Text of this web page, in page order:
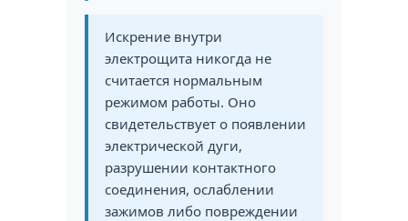
Искрение внутри
электрощита никогда не
считается нормальным
режимом работы. Оно
свидетельствует о появлении
электрической дуги,
разрушении контактного
соединения, ослаблении
зажимов либо повреждении